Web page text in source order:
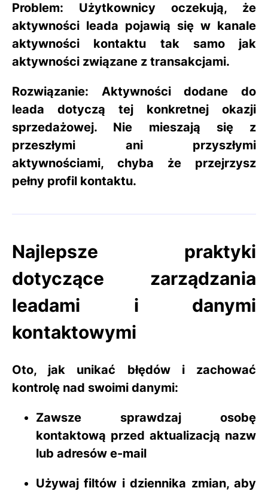
Problem: Użytkownicy oczekują, że
aktywności leada pojawią się w kanale
aktywności kontaktu tak samo jak
aktywności związane z transakcjami.
Rozwiązanie: Aktywności dodane do
leada dotyczą tej konkretnej okazji
sprzedażowej. Nie mieszają się z
przeszłymi ani przyszłymi
aktywnościami, chyba że przejrzysz
pełny profil kontaktu.
Najlepsze praktyki
dotyczące zarządzania
leadami i danymi
kontaktowymi
Oto, jak unikać błędów i zachować
kontrolę nad swoimi danymi:
Zawsze sprawdzaj osobę
kontaktową przed aktualizacją nazw
lub adresów e-mail
Używajfiltów idziennika zmian, aby